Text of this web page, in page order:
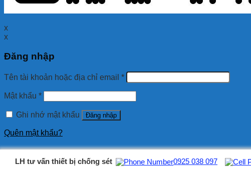
x
x
Đăng nhập
Tên tài khoản hoặc địa chỉ email *
Mật khẩu *
Ghi nhớ mật khẩu Đăng nhập
Quên mật khẩu?
LH tư vấn thiết bị chống sét 0925 038 097